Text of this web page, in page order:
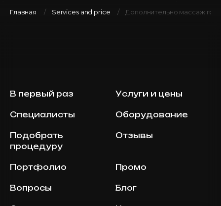
Главная Services and price Дополнительно массаж
В первый раз Услуги и цены
Специалисты Оборудование
Подобрать
процедуру
Отзывы
Портфолио Промо
Вопросы Блог